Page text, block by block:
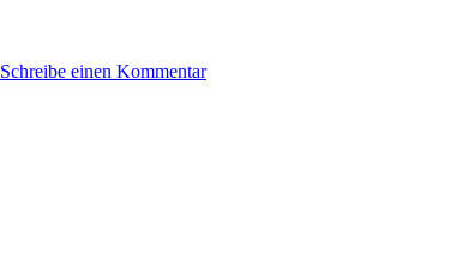
Schreibe einen KommentarKürbis